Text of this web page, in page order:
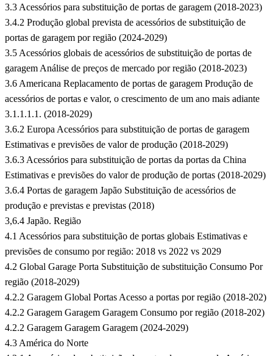
3.3 Acessórios para substituição de portas de garagem (2018-2023)
3.4.2 Produção global prevista de acessórios de substituição de
portas de garagem por região (2024-2029)
3.5 Acessórios globais de acessórios de substituição de portas de
garagem Análise de preços de mercado por região (2018-2023)
3.6 Americana Replacamento de portas de garagem Produção de
acessórios de portas e valor, o crescimento de um ano mais adiante
3.1.1.1.1. (2018-2029)
3.6.2 Europa Acessórios para substituição de portas de garagem
Estimativas e previsões de valor de produção (2018-2029)
3.6.3 Acessórios para substituição de portas da portas da China
Estimativas e previsões do valor de produção de portas (2018-2029)
3.6.4 Portas de garagem Japão Substituição de acessórios de
produção e previstas e previstas (2018)
3,6.4 Japão. Região
4.1 Acessórios para substituição de portas globais Estimativas e
previsões de consumo por região: 2018 vs 2022 vs 2029
4.2 Global Garage Porta Substituição de substituição Consumo Por
região (2018-2029)
4.2.2 Garagem Global Portas Acesso a portas por região (2018-202)
4.2.2 Garagem Garagem Garagem Consumo por região (2018-202)
4.2.2 Garagem Garagem Garagem (2024-2029)
4.3 América do Norte